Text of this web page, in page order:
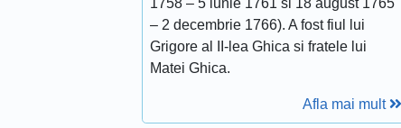
1758 – 5 iunie 1761 si 18 august 1765
– 2 decembrie 1766). A fost fiul lui
Grigore al II-lea Ghica si fratele lui
Matei Ghica.
Afla mai mult